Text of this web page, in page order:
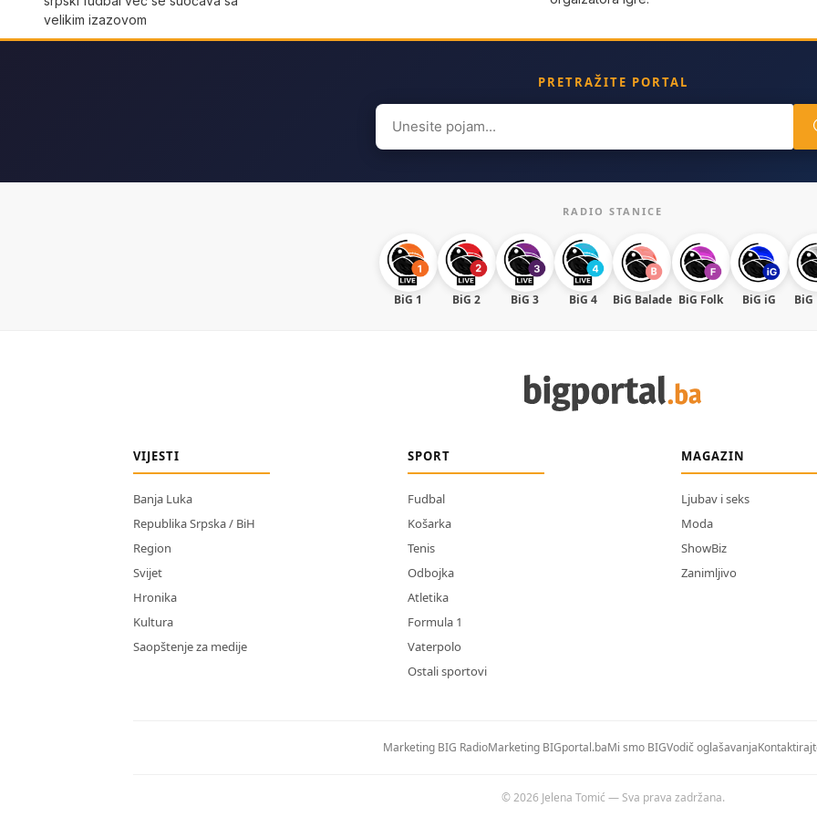
velikim izazovom
PRETRAŽITE PORTAL
Search
for:
RADIO STANICE
BiG 1 BiG 2 BiG 3 BiG 4 BiG Balade BiG Folk BiG iG BiG
VIJESTI
Banja Luka
Republika Srpska / BiH
Region
Svijet
Hronika
Kultura
Saopštenje za medije
SPORT
Fudbal
Košarka
Tenis
Odbojka
Atletika
Formula 1
Vaterpolo
Ostali sportovi
MAGAZIN
Ljubav i seks
Moda
ShowBiz
Zanimljivo
Marketing BIG RadioMarketing BIGportal.baMi smo BIGVodič oglašavanja
© 2026 Jelena Tomić — Sva prava zadržana.